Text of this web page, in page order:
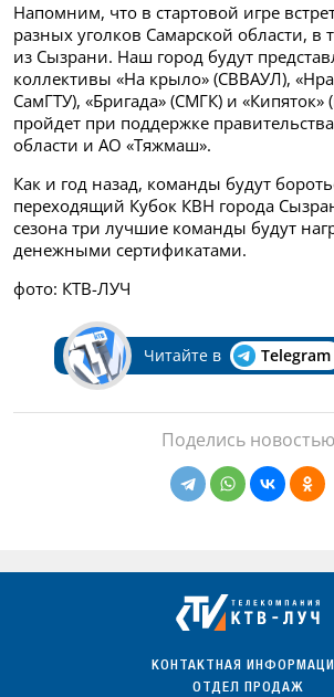
Напомним, что в стартовой игре
разных уголков Самарской области, в
из Сызрани. Наш город будут
коллективы «На крыло» (СВВАУЛ),
СамГТУ), «Бригада» (СМГК) и
пройдет при поддержке
области и АО «Тяжмаш».
Как и год назад, команды будут
переходящий Кубок КВН города
сезона три лучшие команды будут
денежными сертификатами.
фото: КТВ-ЛУЧ
Читайте в Telegram
Поделись новостью
КОНТАКТНАЯ
ОТДЕЛ ПРОДАЖ